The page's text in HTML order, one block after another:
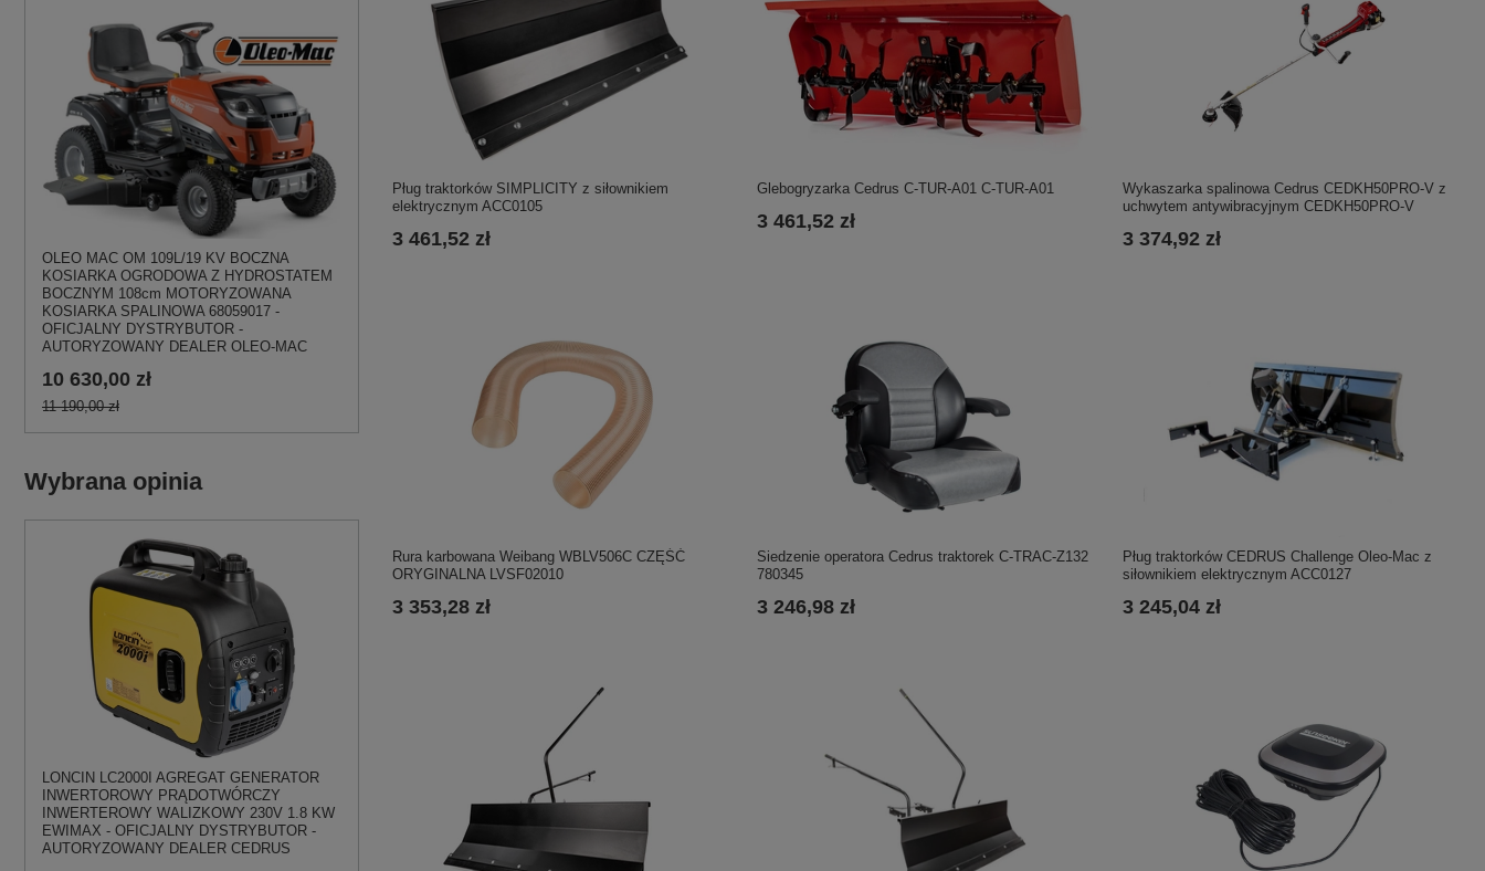
OLEO MAC OM 109L/19 KV BOCZNA
KOSIARKA OGRODOWA Z HYDROSTATEM
BOCZNYM 108cm MOTORYZOWANA
KOSIARKA SPALINOWA 68059017 -
OFICJALNY DYSTRYBUTOR -
AUTORYZOWANY DEALER OLEO-MAC
10 630,00 zł
11 190,00 zł
Wybrana opinia
LONCIN LC2000I AGREGAT GENERATOR
INWERTOROWY PRĄDOTWÓRCZY
INWERTEROWY WALIZKOWY 230V 1.8 KW
EWIMAX - OFICJALNY DYSTRYBUTOR -
AUTORYZOWANY DEALER CEDRUS
Pług traktorków SIMPLICITY z siłownikiem
elektrycznym ACC0105
3 461,52 zł
Glebogryzarka Cedrus C-TUR-A01 C-TUR-A01
3 461,52 zł
Wykaszarka spalinowa Cedrus CEDKH50PRO-V z
uchwytem antywibracyjnym CEDKH50PRO-V
3 374,92 zł
Rura karbowana Weibang WBLV506C CZĘŚĆ
ORYGINALNA LVSF02010
3 353,28 zł
Siedzenie operatora Cedrus traktorek C-TRAC-Z132
780345
3 246,98 zł
Pług traktorków CEDRUS Challenge Oleo-Mac z
siłownikiem elektrycznym ACC0127
3 245,04 zł